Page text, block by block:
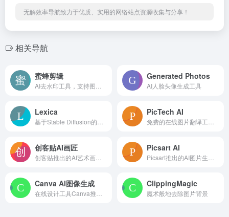
无解效率导航致力于优质、实用的网络站点资源收集与分享！
相关导航
蜜蜂剪辑 Generated Photos
AI人脸头像生成工具
Lexica PicTech AI
创客贴AI画匠 Picsart AI
Canva AI图像生成 ClippingMagic
魔术般地去除图片背景